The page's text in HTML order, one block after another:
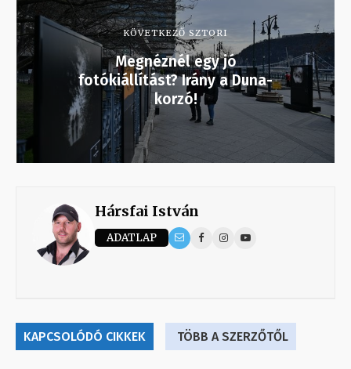
KÖVETKEZŐ SZTORI
Megnéznél egy jó
fotókiállítást? Irány a Duna-
korzó!
Hársfai István
ADATLAP
KAPCSOLÓDÓ CIKKEK TÖBB A SZERZŐTŐL